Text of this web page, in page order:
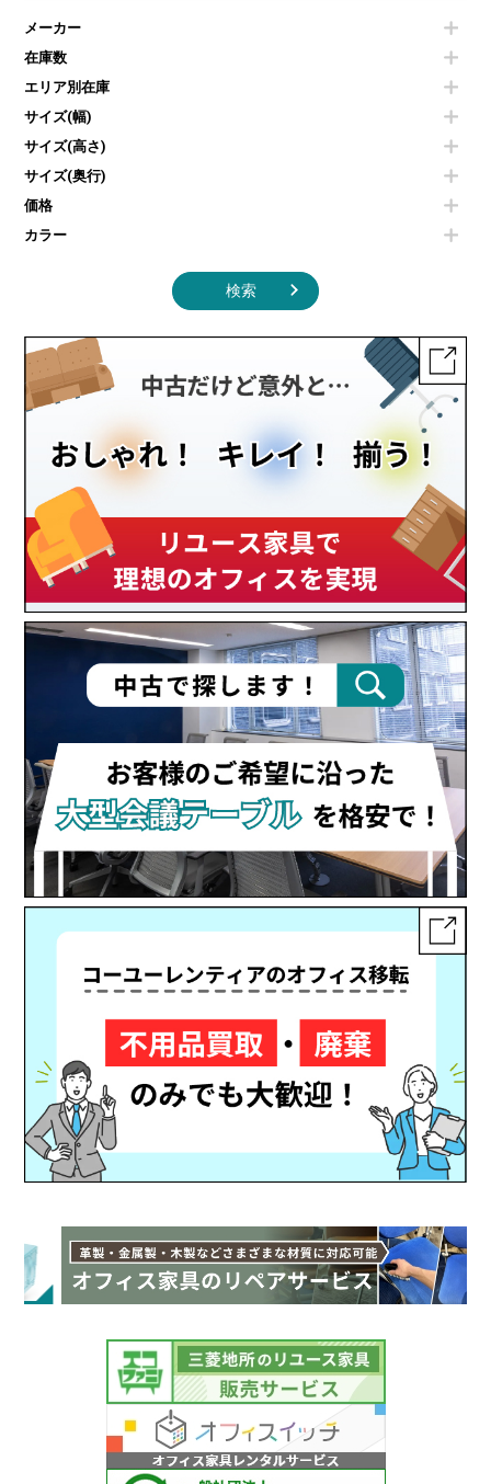
その他OA機器
コートハンガー・ポールハンガー
傘立て
食器棚・キッチンキャビネット
カタログスタンド
オフィスアクセサリーその他
カウンターテーブル
センターテーブル・サイドテーブル
ベンチ・スツール
ソファ
シェルフ
ダストボックス（ゴミ箱）
インテリア家具その他
冷蔵庫・洗濯機
空気清浄機・加湿器
液晶テレビ・モニター類
エアコン
掃除機
季節家電
メーカー
在庫数
エリア別在庫
サイズ(幅)
サイズ(高さ)
サイズ(奥行)
価格
カラー
検索